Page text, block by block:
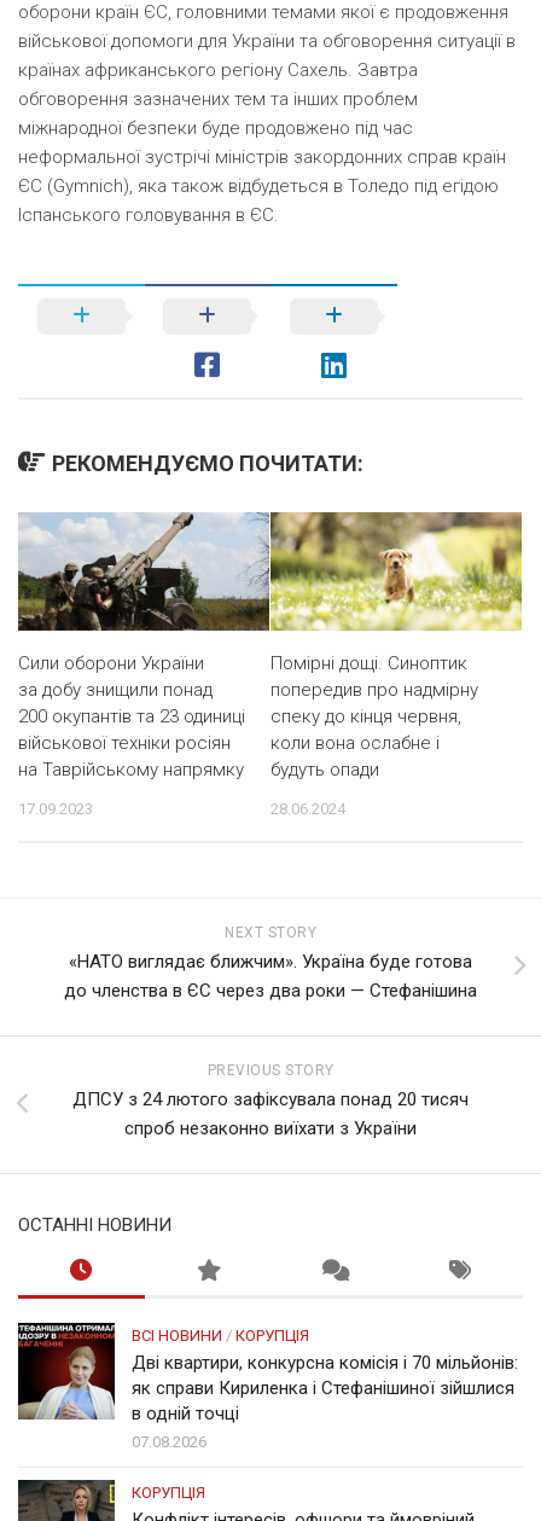
оборони країн ЄС, головними темами якої є продовження
військової допомоги для України та обговорення ситуації в
країнах африканського регіону Сахель. Завтра
обговорення зазначених тем та інших проблем
міжнародної безпеки буде продовжено під час
неформальної зустрічі міністрів закордонних справ країн
ЄС (Gymnich), яка також відбудеться в Толедо під егідою
Іспанського головування в ЄС.
РЕКОМЕНДУЄМО ПОЧИТАТИ:
Сили оборони України
за добу знищили понад
200 окупантів та 23 одиниці
військової техніки росіян
на Таврійському напрямку
17.09.2023
Помірні дощі. Синоптик
попередив про надмірну
спеку до кінця червня,
коли вона ослабне і
будуть опади
28.06.2024
NEXT STORY
«НАТО виглядає ближчим». Україна буде готова
до членства в ЄС через два роки — Стефанішина
PREVIOUS STORY
ДПСУ з 24 лютого зафіксувала понад 20 тисяч
спроб незаконно виїхати з України
ОСТАННІ НОВИНИ
ВСІ НОВИНИ / КОРУПЦІЯ
Дві квартири, конкурсна комісія і 70 мільйонів:
як справи Кириленка і Стефанішиної зійшлися
в одній точці
07.08.2026
КОРУПЦІЯ